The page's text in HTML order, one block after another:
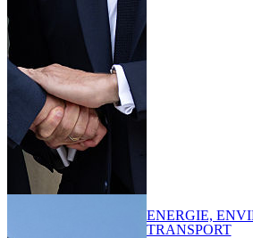
ENERGIE,
TRANSPORT